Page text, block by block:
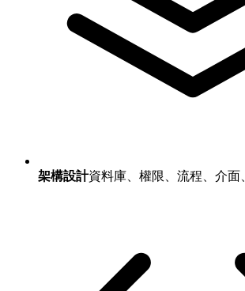
架構設計資料庫、權限、流程、介面